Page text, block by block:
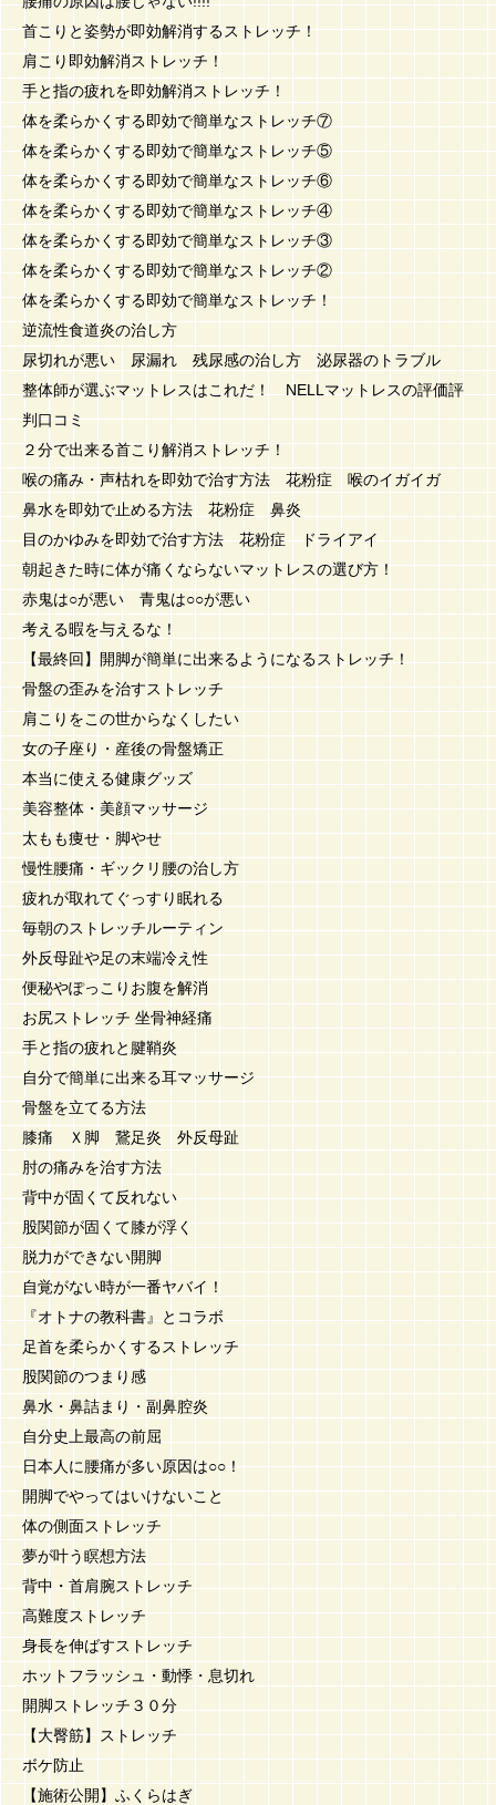
首こりと姿勢が即効解消するストレッチ！
肩こり即効解消ストレッチ！
手と指の疲れを即効解消ストレッチ！
体を柔らかくする即効で簡単なストレッチ⑦
体を柔らかくする即効で簡単なストレッチ⑤
体を柔らかくする即効で簡単なストレッチ⑥
体を柔らかくする即効で簡単なストレッチ④
体を柔らかくする即効で簡単なストレッチ③
体を柔らかくする即効で簡単なストレッチ②
体を柔らかくする即効で簡単なストレッチ！
逆流性食道炎の治し方
尿切れが悪い 尿漏れ 残尿感の治し方 泌尿器のトラブル
整体師が選ぶマットレスはこれだ！ NELLマットレスの評価評
判口コミ
２分で出来る首こり解消ストレッチ！
喉の痛み・声枯れを即効で治す方法 花粉症 喉のイガイガ
鼻水を即効で止める方法 花粉症 鼻炎
目のかゆみを即効で治す方法 花粉症 ドライアイ
朝起きた時に体が痛くならないマットレスの選び方！
赤鬼は○が悪い 青鬼は○○が悪い
考える暇を与えるな！
【最終回】開脚が簡単に出来るようになるストレッチ！
骨盤の歪みを治すストレッチ
肩こりをこの世からなくしたい
女の子座り・産後の骨盤矯正
本当に使える健康グッズ
美容整体・美顔マッサージ
太もも痩せ・脚やせ
慢性腰痛・ギックリ腰の治し方
疲れが取れてぐっすり眠れる
毎朝のストレッチルーティン
外反母趾や足の末端冷え性
便秘やぽっこりお腹を解消
お尻ストレッチ 坐骨神経痛
手と指の疲れと腱鞘炎
自分で簡単に出来る耳マッサージ
骨盤を立てる方法
膝痛 Ｘ脚 鵞足炎 外反母趾
肘の痛みを治す方法
背中が固くて反れない
股関節が固くて膝が浮く
脱力ができない開脚
自覚がない時が一番ヤバイ！
『オトナの教科書』とコラボ
足首を柔らかくするストレッチ
股関節のつまり感
鼻水・鼻詰まり・副鼻腔炎
自分史上最高の前屈
日本人に腰痛が多い原因は○○！
開脚でやってはいけないこと
体の側面ストレッチ
夢が叶う瞑想方法
背中・首肩腕ストレッチ
高難度ストレッチ
身長を伸ばすストレッチ
ホットフラッシュ・動悸・息切れ
開脚ストレッチ３０分
【大臀筋】ストレッチ
ボケ防止
【施術公開】ふくらはぎ